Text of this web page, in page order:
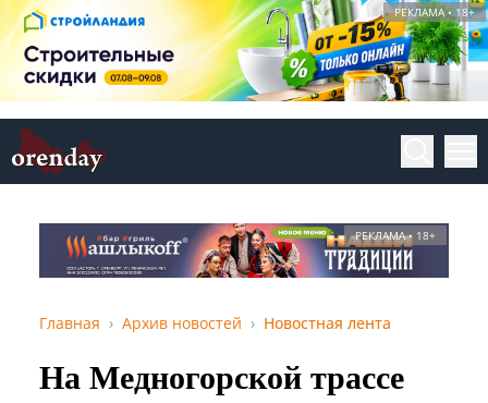
РЕКЛАМА • 18+
РЕКЛАМА • 18+
Главная Архив новостей Новостная лента
На Медногорской трассе